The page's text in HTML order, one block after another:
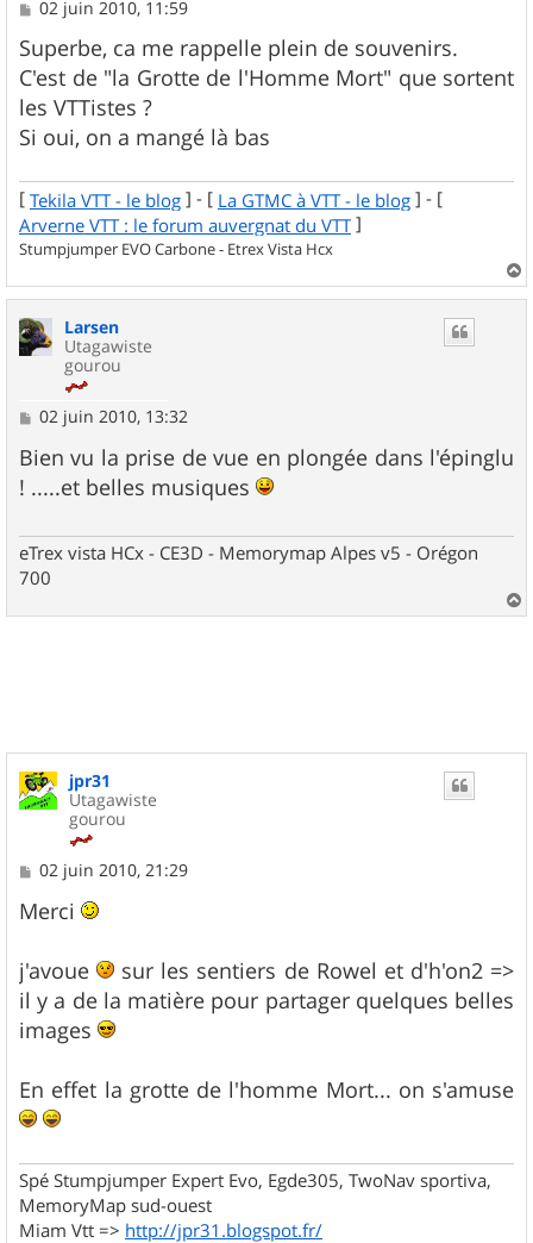
M
s
s
a
g
e
02 juin 2010, 11:59
Superbe, ca me rappelle plein de souvenirs.
C'est de "la Grotte de l'Homme Mort" que sortent
les VTTistes ?
Si oui, on a mangé là bas
[ Tekila VTT - le blog ] - [ La GTMC à VTT - le blog ] - [
Arverne VTT : le forum auvergnat du VTT ]
Stumpjumper EVO Carbone - Etrex Vista Hcx
a
Larsen
Utagawiste
gourou
M
s
s
a
02 juin 2010, 13:32
Bien vu la prise de vue en plongée dans l'épinglu
! .....et belles musiques
eTrex vista HCx - CE3D - Memorymap Alpes v5 - Orégon
700
a
jpr31
Utagawiste
gourou
M
s
s
g
e
02 juin 2010, 21:29
Merci
j'avoue
sur les sentiers de Rowel et d'h'on2 =>
il y a de la matière pour partager quelques belles
images
En effet la grotte de l'homme Mort... on s'amuse
Spé Stumpjumper Expert Evo, Egde305, TwoNav sportiva,
MemoryMap sud-ouest
Miam Vtt => http://jpr31.blogspot.fr/